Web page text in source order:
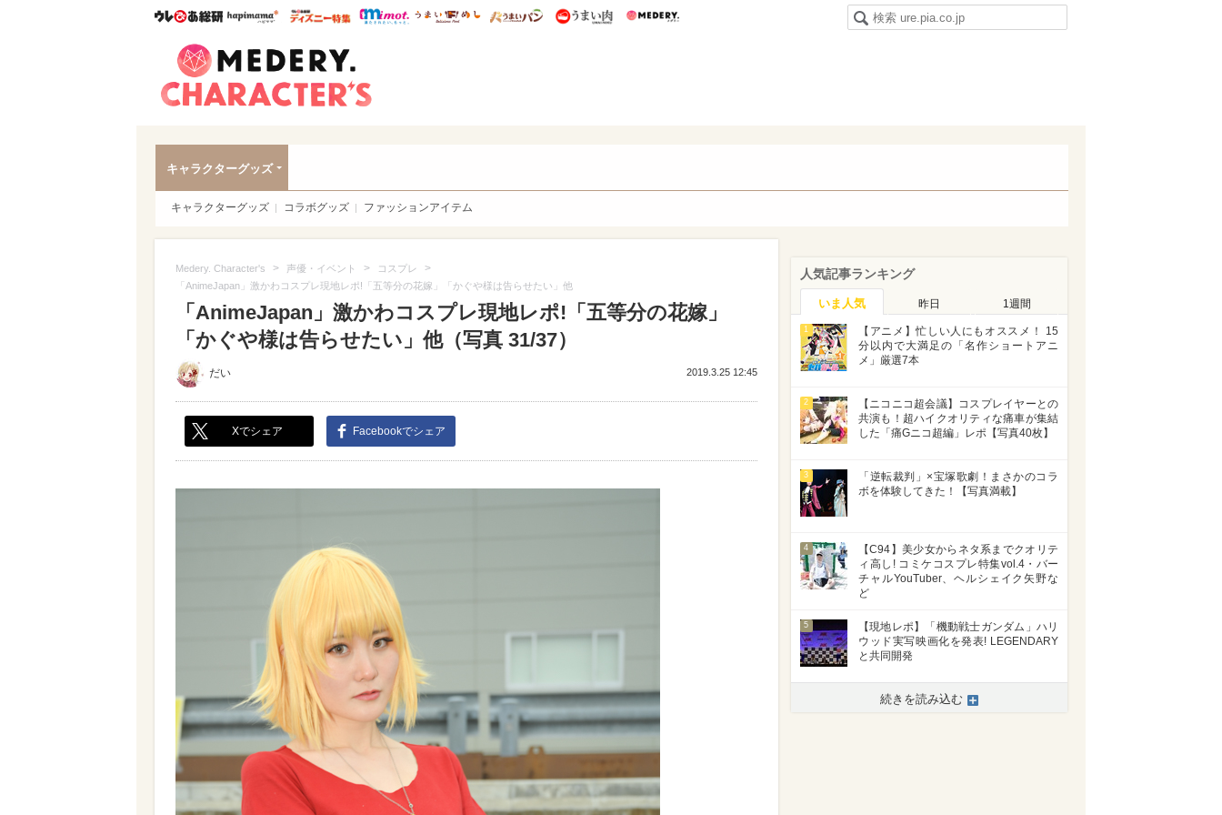
ウレぴあ総研ハピママ* ウレぴあ総研 ディズニー特集
mimot. うまいめし うまいパン うまい肉
キャラクターグッズ
キャラクターグッズ コラボグッズ ファッションアイテム
Medery. Character's > 声優・イベント > コスプレ >
「AnimeJapan」激かわコスプレ現地レポ!「五等分の花嫁」「かぐや様は告らせたい」他
「AnimeJapan」激かわコスプレ現地レポ!「五等分の花嫁」
「かぐや様は告らせたい」他（写真 31/37）
だい 2019.3.25 12:45
Xでシェア Facebookでシェア
人気記事ランキング
いま人気 昨日 1週間
1
【アニメ】忙しい人にもオススメ！ 15
分以内で大満足の「名作ショートアニ
メ」厳選7本
2
【ニコニコ超会議】コスプレイヤーとの
共演も！超ハイクオリティな痛車が集結
した「痛Gニコ超編」レポ【写真40枚】
3
「逆転裁判」×宝塚歌劇！まさかのコラ
ボを体験してきた！【写真満載】
4
【C94】美少女からネタ系までクオリテ
ィ高し! コミケコスプレ特集vol.4・バー
チャルYouTuber、ヘルシェイク矢野な
ど
5
【現地レポ】「機動戦士ガンダム」ハリ
ウッド実写映画化を発表! LEGENDARY
と共同開発
続きを読み込む